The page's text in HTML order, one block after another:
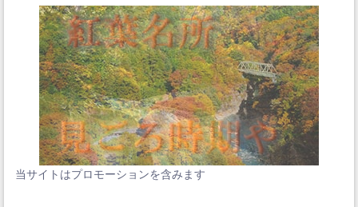
当サイトはプロモーションを含みます